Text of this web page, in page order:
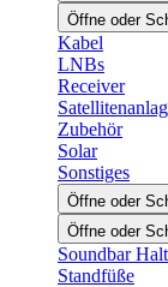
Öffne oder
Kabel
LNBs
Receiver
Zubehör
Solar
Sonstiges
Öffne oder
Öffne oder
Soundbar
Standfüße